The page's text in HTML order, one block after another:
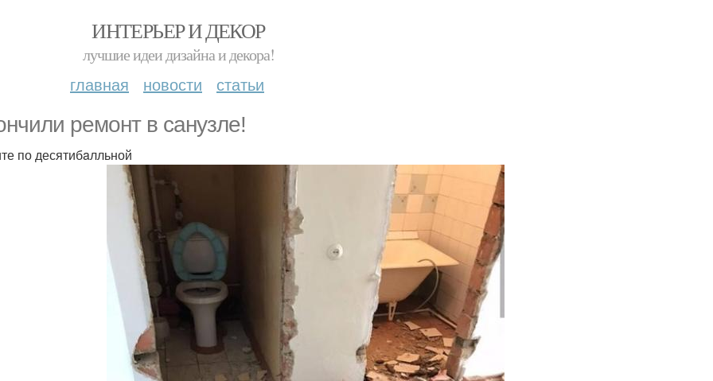
ИНТЕРЬЕР И ДЕКОР
лучшие идеи дизайна и декора!
главная новости статьи
ремонт в сaнузле!
по десятибaлльной